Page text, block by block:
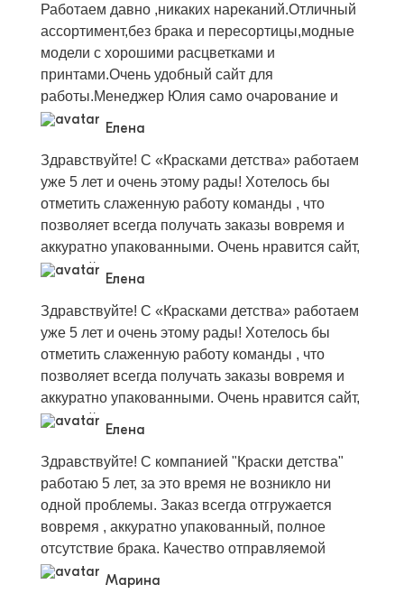
Вещи соответствуют описанию и фотографиям.
Выдаётся полный пакет документов, что очень
важно ! Спасибо команде Краски детства, за
Ваш профессионализм на всех этапах работы!
Вы самые лучшие!!! Успехов и процветания 🤝
Работаем давно ,никаких нареканий.Отличный
ассортимент,без брака и пересортицы,модные
модели с хорошими расцветками и
принтами.Очень удобный сайт для
работы.Менеджер Юлия само очарование и
доброта,вежливая и внимательная,даже не
она,голос сразу поднимает
настроение.Отгрузка всегда
вовремя.Благодарна всему вашему
коллективу.Успехов,процветания и новых
благодарных клиентов.Сахалин с вами.
Елена
Здравствуйте! С «Красками детства» работаем
уже 5 лет и очень этому рады! Хотелось бы
отметить слаженную работу команды , что
позволяет всегда получать заказы вовремя и
аккуратно упакованными. Очень нравится сайт,
который пополняется новинками два раза в
качественные фотографии. Высокое качество
одежды позволяет привлекать как можно
больше постоянных покупателей, которые
возвращаются к нам снова и снова. Отдельную
благодарность хотелось бы выразить
менеджеру Юлии, спасибо Вам за терпение,
профессионализм! Желаю искренне «Краскам
детства» расти и процветать много лет!
Елена
Здравствуйте! С «Красками детства» работаем
уже 5 лет и очень этому рады! Хотелось бы
отметить слаженную работу команды , что
позволяет всегда получать заказы вовремя и
аккуратно упакованными. Очень нравится сайт,
который пополняется новинками два раза в
качественные фотографии. Высокое качество
одежды позволяет привлекать как можно
больше постоянных покупателей, которые
возвращаются к нам снова и снова. Отдельную
благодарность хотелось бы выразить
менеджеру Юлии, спасибо Вам за терпение,
доброжелательность,выдержку и
Елена
Здравствуйте! С компанией "Краски детства"
работаю 5 лет, за это время не возникло ни
одной проблемы. Заказ всегда отгружается
вовремя , аккуратно упакованный, полное
отсутствие брака. Качество отправляемой
одежды очень высокое, что позволяет иметь
много постоянных покупателей, которые
Марина